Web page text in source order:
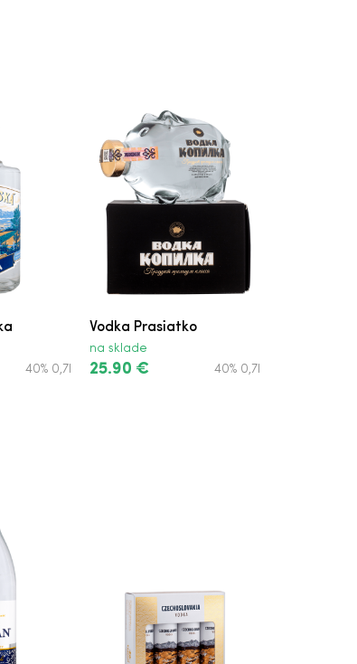
40% 0,7l
Vodka Prasiatko
na sklade
25.90 € 40% 0,7l